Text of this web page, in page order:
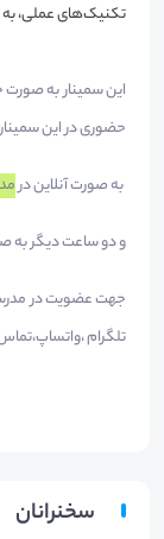
تکنیک‌های عملی،
این سمینار به صورت
حضوری در این سمینار 4 ساعته می باشد و دو ساعت اول
به صورت آنلاین در
و دو ساعت دیگر به
جهت عضویت در
تلگرام ،واتساپ،تماس
سخنرانان